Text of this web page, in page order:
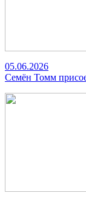
05.06.2026
Семён Томм